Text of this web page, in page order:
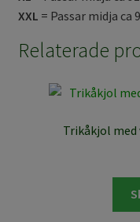
XXL = Passar midja ca
Relaterade
Trikåkjol med